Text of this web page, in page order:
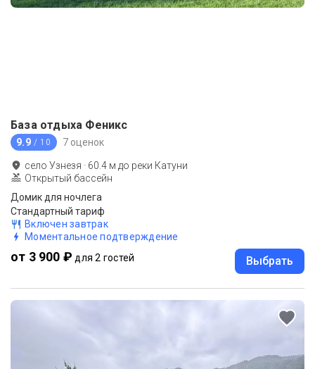
База отдыха Феникс
9.9 / 10 7 оценок
село Узнезя · 60.4 м до реки Катуни
Открытый бассейн
Домик для ночлега
Стандартный тариф
Включен завтрак
Моментальное подтверждение
от 3 900 ₽ для 2 гостей Выбрать